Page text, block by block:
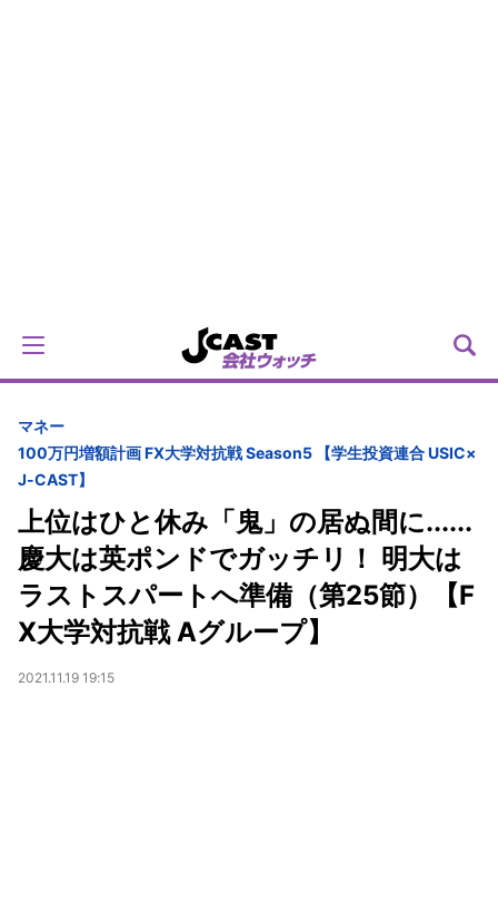
マネー
100万円増額計画 FX大学対抗戦 Season5 【学生投資連合 USIC×
J-CAST】
上位はひと休み「鬼」の居ぬ間に......
慶大は英ポンドでガッチリ！ 明大は
ラストスパートへ準備（第25節）【F
X大学対抗戦 Aグループ】
2021.11.19 19:15